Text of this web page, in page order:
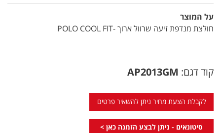
על המוצר
חולצת מנדפת זיעה שרוול ארוך -POLO COOL FIT
קוד דגם: AP2013GM
לקבלת הצעת מחיר ניתן להשאיר פרטים
סיטונאים - ניתן לבצע הזמנה כאן >